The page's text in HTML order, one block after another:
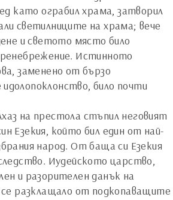
като ограбил храма, затворил
светилниците на храма; вече
и светото място било
Истинното
заменено от бързо
било почти
на престола стъпил неговият
Езекия, който бил един от най-
народ. От баща си Езекия
Иудейското царство,
и разорителен данък на
се разклащало от подкопаващите